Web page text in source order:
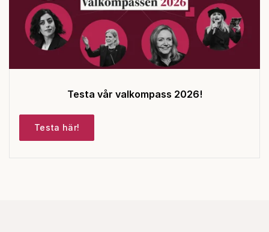
Testa vår valkompass 2026!
Testa här!